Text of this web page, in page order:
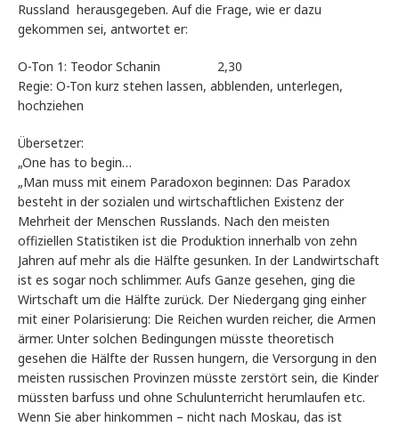
Russland herausgegeben. Auf die Frage, wie er dazu
gekommen sei, antwortet er:
O-Ton 1: Teodor Schanin 2,30
Regie: O-Ton kurz stehen lassen, abblenden, unterlegen,
hochziehen
Übersetzer:
„One has to begin…
„Man muss mit einem Paradoxon beginnen: Das Paradox
besteht in der sozialen und wirtschaftlichen Existenz der
Mehrheit der Menschen Russlands. Nach den meisten
offiziellen Statistiken ist die Produktion innerhalb von zehn
Jahren auf mehr als die Hälfte gesunken. In der Landwirtschaft
ist es sogar noch schlimmer. Aufs Ganze gesehen, ging die
Wirtschaft um die Hälfte zurück. Der Niedergang ging einher
mit einer Polarisierung: Die Reichen wurden reicher, die Armen
ärmer. Unter solchen Bedingungen müsste theoretisch
gesehen die Hälfte der Russen hungern, die Versorgung in den
meisten russischen Provinzen müsste zerstört sein, die Kinder
müssten barfuss und ohne Schulunterricht herumlaufen etc.
Wenn Sie aber hinkommen – nicht nach Moskau, das ist